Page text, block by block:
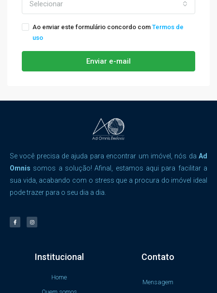
Selecionar
Ao enviar este formulário concordo com Termos de
uso
Enviar e-mail
Se você precisa de ajuda para encontrar um imóvel, nós da Ad
Omnis somos a solução! Afinal, estamos aqui para facilitar a
sua vida, acabando com o stress que a procura do imóvel ideal
pode trazer para o seu dia a dia.
Institucional
Home
Contato
Mensagem